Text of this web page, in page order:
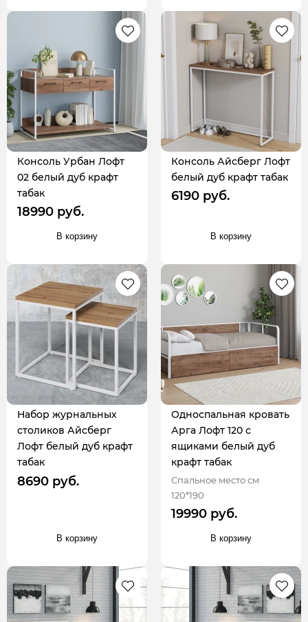
Консоль Урбан Лофт
02 белый дуб крафт
табак
18990 руб.
В корзину
Консоль Айсберг Лофт
белый дуб крафт табак
6190 руб.
В корзину
Набор журнальных
столиков Айсберг
Лофт белый дуб крафт
табак
8690 руб.
В корзину
Односпальная кровать
Арга Лофт 120 с
ящиками белый дуб
крафт табак
Спальное место см
120*190
19990 руб.
В корзину